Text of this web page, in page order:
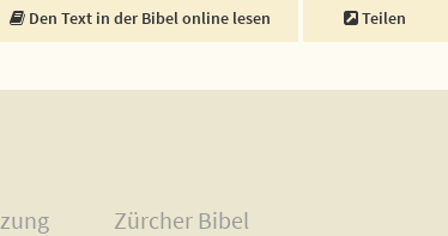
Den Text in der Bibel online lesen Teilen
Zürcher Bibel